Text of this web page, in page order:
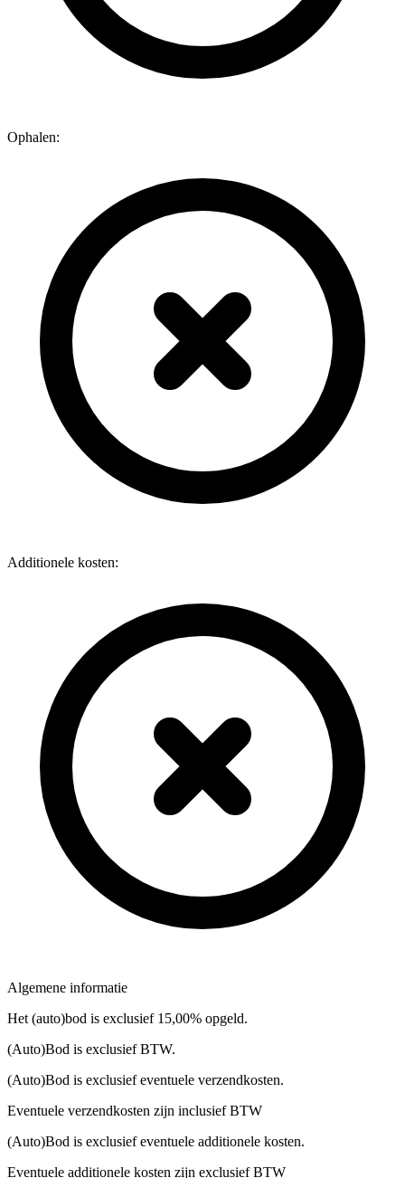
Ophalen:
Additionele kosten:
Algemene informatie
Het (auto)bod is exclusief 15,00% opgeld.
(Auto)Bod is exclusief BTW.
(Auto)Bod is exclusief eventuele verzendkosten.
Eventuele verzendkosten zijn inclusief BTW
(Auto)Bod is exclusief eventuele additionele kosten.
Eventuele additionele kosten zijn exclusief BTW